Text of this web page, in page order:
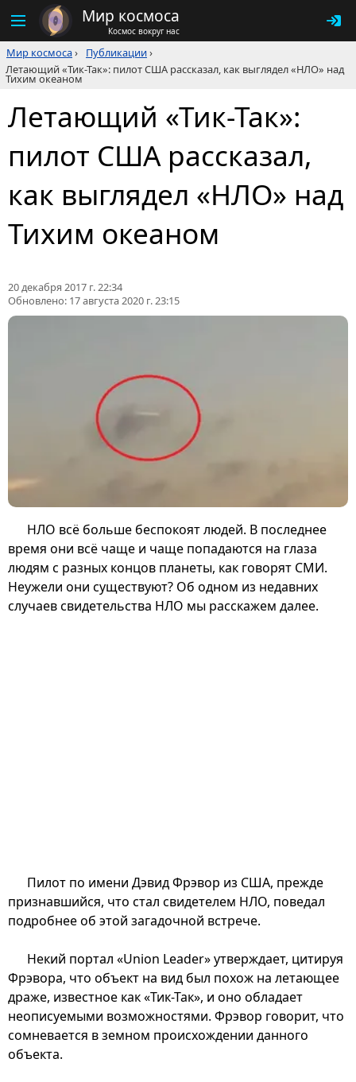
Мир космоса
Космос вокруг нас
Мир космоса› Публикации›
Летающий «Тик-Так»: пилот США рассказал, как выглядел «НЛО» над
Тихим океаном
Летающий «Тик-Так»:
пилот США рассказал,
как выглядел «НЛО» над
Тихим океаном
20 декабря 2017 г. 22:34
Обновлено: 17 августа 2020 г. 23:15
НЛО всё больше беспокоят людей. В последнее
время они всё чаще и чаще попадаются на глаза
людям с разных концов планеты, как говорят СМИ.
Неужели они существуют? Об одном из недавних
случаев свидетельства НЛО мы расскажем далее.
Пилот по имени Дэвид Фрэвор из США, прежде
признавшийся, что стал свидетелем НЛО, поведал
подробнее об этой загадочной встрече.
Некий портал «Union Leader» утверждает, цитируя
Фрэвора, что объект на вид был похож на летающее
драже, известное как «Тик-Так», и оно обладает
неописуемыми возможностями. Фрэвор говорит, что
сомневается в земном происхождении данного
объекта.